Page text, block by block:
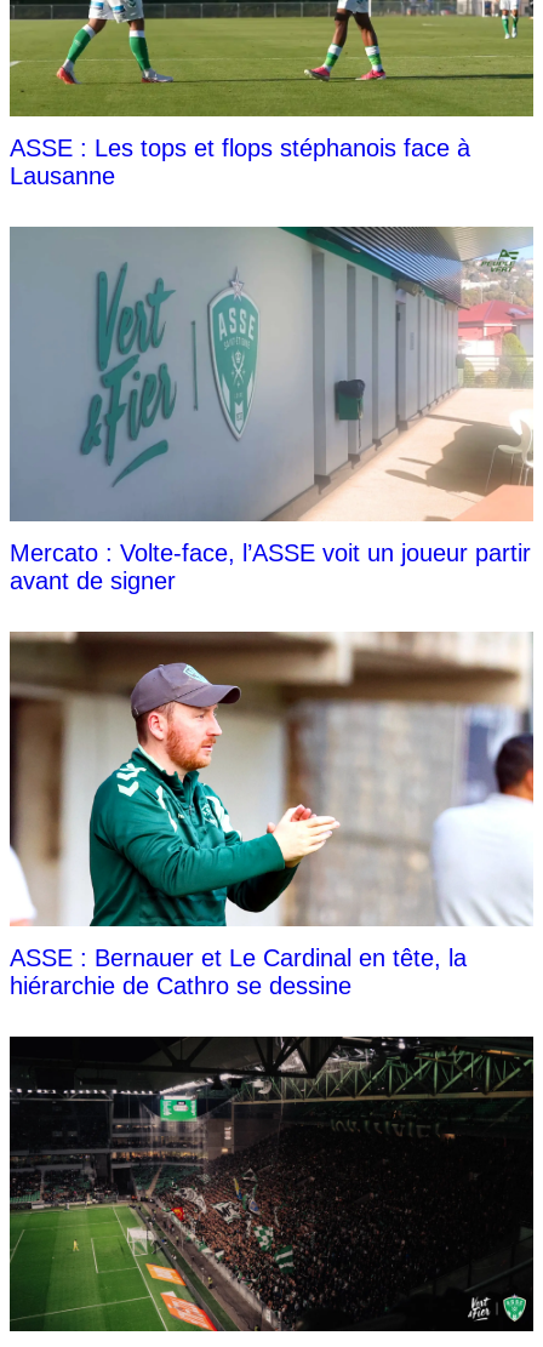
ASSE : Les tops et flops stéphanois face à
Lausanne
Mercato : Volte-face, l’ASSE voit un joueur partir
avant de signer
ASSE : Bernauer et Le Cardinal en tête, la
hiérarchie de Cathro se dessine